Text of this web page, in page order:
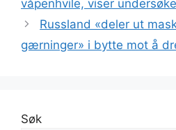
våpenhvile, viser
Russland «deler ut
gærninger» i bytte mot å
Søk